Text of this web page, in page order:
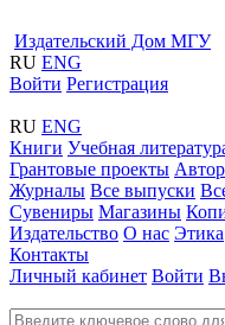
Издательский Дом МГУ
RU ENG
Войти Регистрация
RU ENG
Книги Учебная
Грантовые проекты
Журналы Все выпуски
Сувениры Магазины
Издательство О нас Этика
Контакты
Личный кабинет Войти